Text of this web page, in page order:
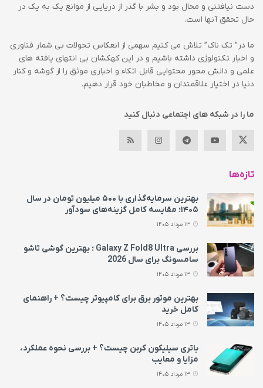
دست نیافتنی و محال بود و بشر با گذر از دریایی از موانع یک به یک در
حال تحقق آنها است.
ما در” تک ناک” تلاش می کنیم سهمی از انعکاس تحولات بی شمار فناوری
و اخبار تکنولوژی داشته باشیم و در این کهکشان بی انتهای یافته های
علمی و دانش محور محتوایی قابل اتکاء و اخباری موثق را از گوشه و کنار
دنیا در اختیار علاقمندان و مخاطبان خود قرار دهیم.
ما را در شبکه های اجتماعی دنبال کنید
تازه‌ها
بهترین سرمایه‌گذاری با ۵۰۰ میلیون تومان در سال
۱۴۰۵؛ مقایسه کامل گزینه‌های سودآور
بررسی Galaxy Z Fold8 Ultra ؛ بهترین گوشی تاشو
سامسونگ برای سال 2026
بهترین موتور برق برای کامپیوتر چیست؟ + راهنمای
کامل خرید
باتری سیلیکون کربن چیست؟ + بررسی نحوه عملکرد،
مزایا و معایب